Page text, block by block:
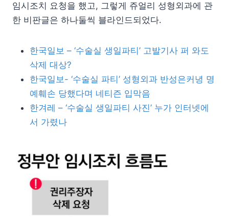
임시조치 요청을 했고, 그렇게 쥬얼리 성형외과에 관
한 비판글은 하나둘씩 블라인드되었다.
한국일보 – ‘수술실 생일파티’ 고발기사 퍼 와도
삭제 대상?
한국일보- ‘수술실 파티’ 성형외과 반성은커녕 명
예훼손 당했다며 네티즌 입막음
한겨레 – ‘수술실 생일파티 사진’ 누가 인터넷에
서 가렸나